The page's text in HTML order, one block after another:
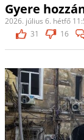
Gyere
2026. július 6. hétfő
31
16